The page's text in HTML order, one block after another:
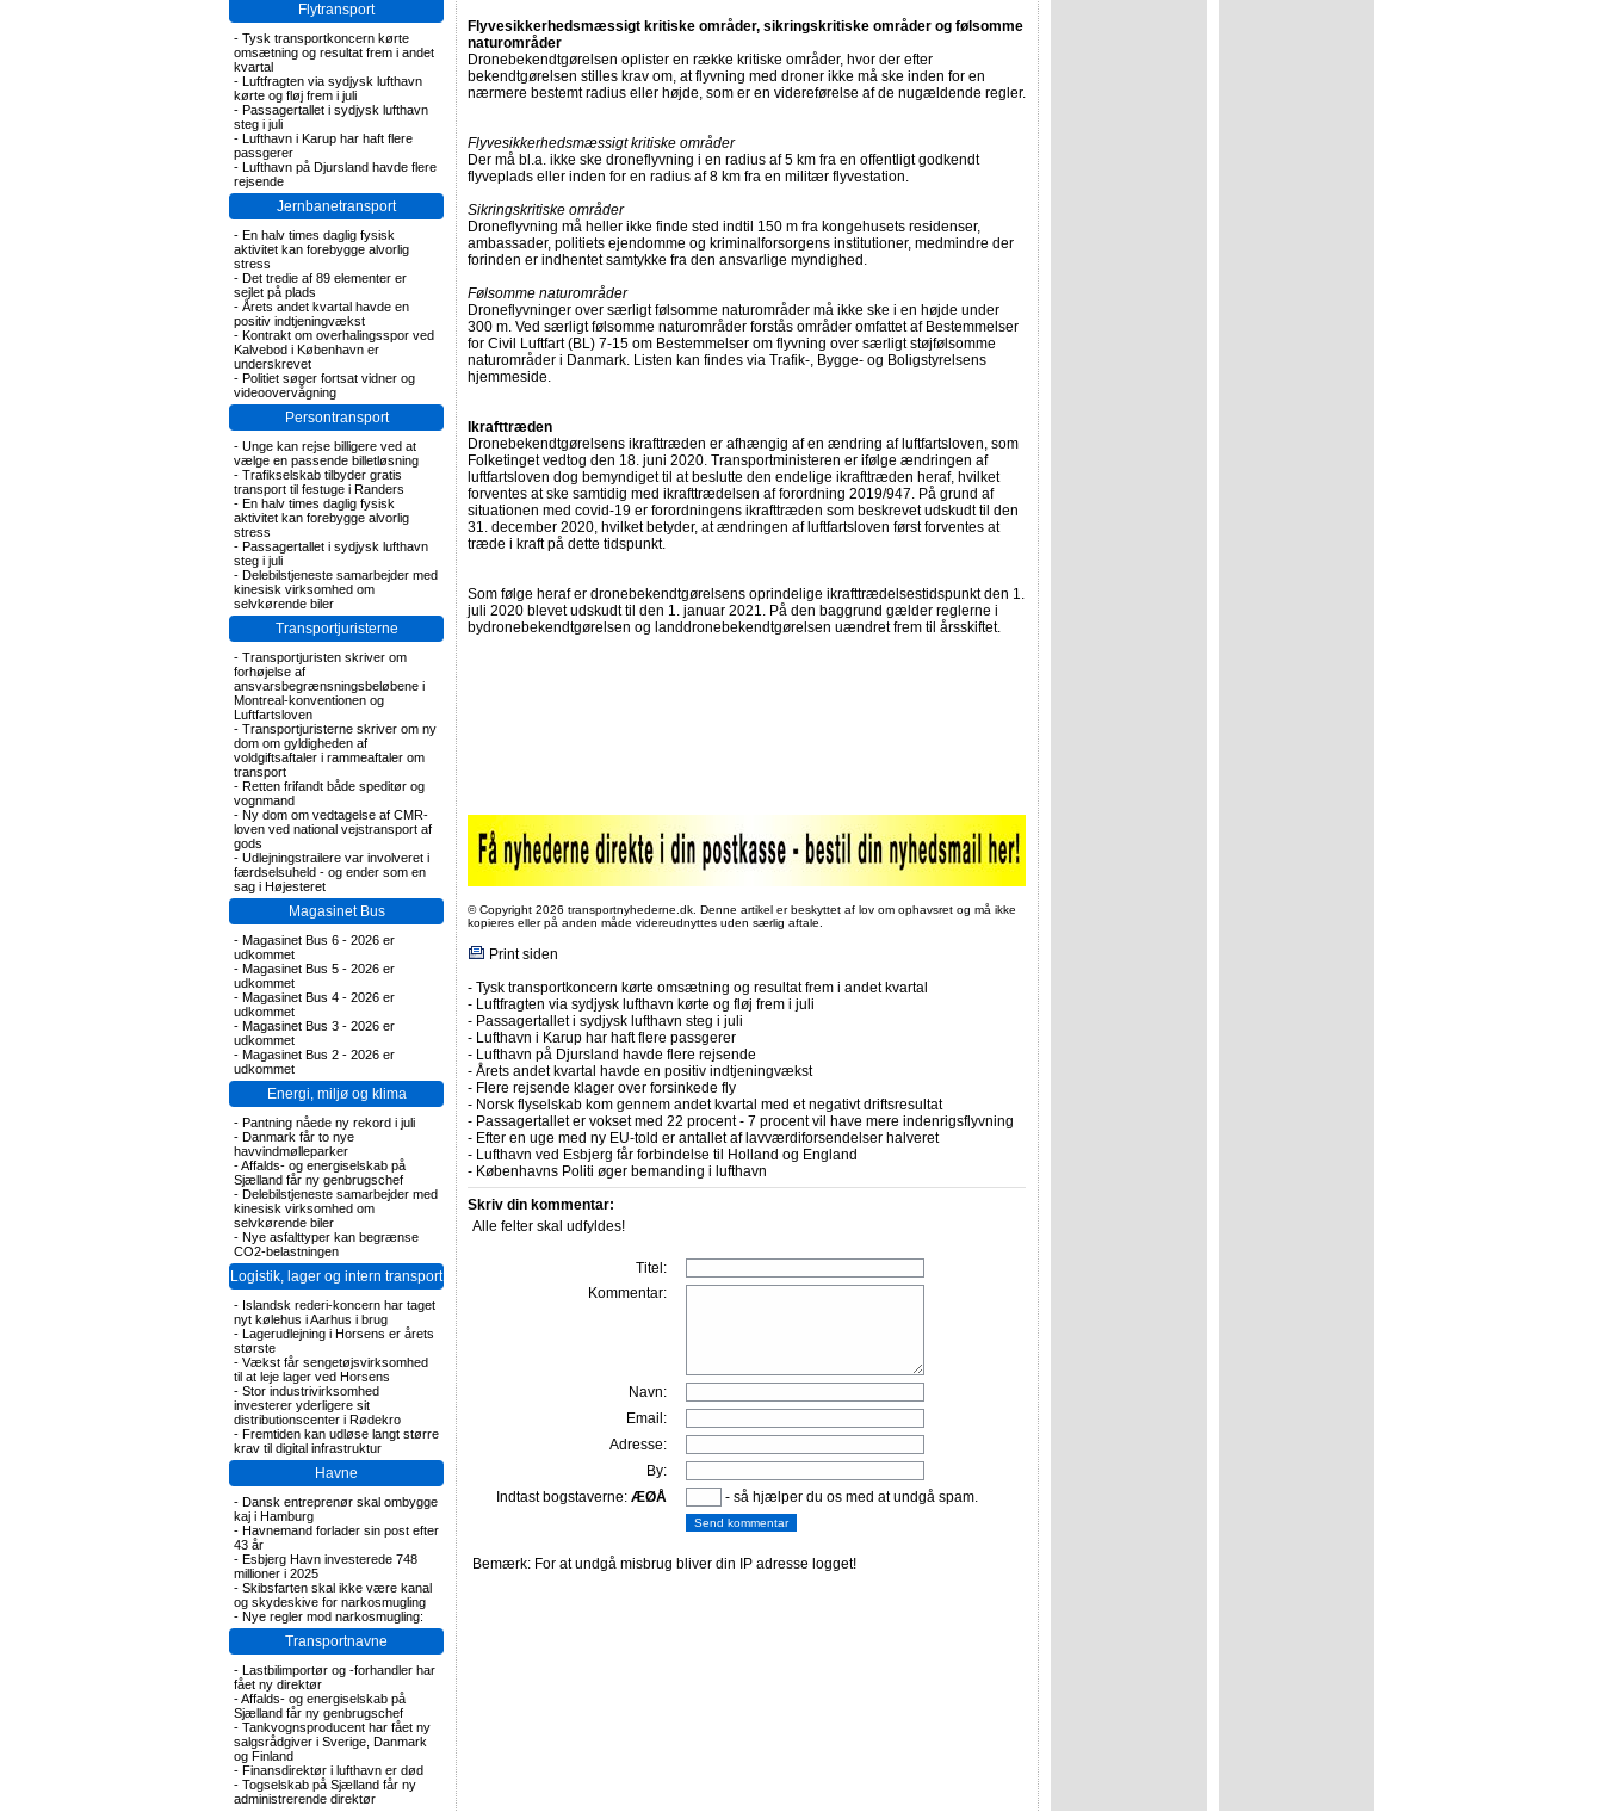
Flytransport
- Tysk transportkoncern kørte
omsætning og resultat frem i andet
kvartal
- Luftfragten via sydjysk lufthavn
kørte og fløj frem i juli
- Passagertallet i sydjysk lufthavn
steg i juli
- Lufthavn i Karup har haft flere
passgerer
- Lufthavn på Djursland havde flere
rejsende
Jernbanetransport
- En halv times daglig fysisk
aktivitet kan forebygge alvorlig
stress
- Det tredie af 89 elementer er
sejlet på plads
- Årets andet kvartal havde en
positiv indtjeningvækst
- Kontrakt om overhalingsspor ved
Kalvebod i København er
underskrevet
- Politiet søger fortsat vidner og
videoovervågning
Persontransport
- Unge kan rejse billigere ved at
vælge en passende billetløsning
- Trafikselskab tilbyder gratis
transport til festuge i Randers
- En halv times daglig fysisk
aktivitet kan forebygge alvorlig
stress
- Passagertallet i sydjysk lufthavn
steg i juli
- Delebilstjeneste samarbejder med
kinesisk virksomhed om
selvkørende biler
Transportjuristerne
- Transportjuristen skriver om
forhøjelse af
ansvarsbegrænsningsbeløbene i
Montreal-konventionen og
Luftfartsloven
- Transportjuristerne skriver om ny
dom om gyldigheden af
voldgiftsaftaler i rammeaftaler om
transport
- Retten frifandt både speditør og
vognmand
- Ny dom om vedtagelse af CMR-
loven ved national vejstransport af
gods
- Udlejningstrailere var involveret i
færdselsuheld - og ender som en
sag i Højesteret
Magasinet Bus
- Magasinet Bus 6 - 2026 er
udkommet
- Magasinet Bus 5 - 2026 er
udkommet
- Magasinet Bus 4 - 2026 er
udkommet
- Magasinet Bus 3 - 2026 er
udkommet
- Magasinet Bus 2 - 2026 er
udkommet
Energi, miljø og klima
- Pantning nåede ny rekord i juli
- Danmark får to nye
havvindmølleparker
-Affalds- og energiselskab på
Sjælland får ny genbrugschef
- Delebilstjeneste samarbejder med
kinesisk virksomhed om
selvkørende biler
- Nye asfalttyper kan begrænse
CO2-belastningen
Logistik, lager og intern transport
- Islandsk rederi-koncern har taget
nyt kølehus i Aarhus i brug
- Lagerudlejning i Horsens er årets
største
- Vækst får sengetøjsvirksomhed
til at leje lager ved Horsens
- Stor industrivirksomhed
investerer yderligere sit
distributionscenter i Rødekro
- Fremtiden kan udløse langt større
krav til digital infrastruktur
Havne
- Dansk entreprenør skal ombygge
kaj i Hamburg
- Havnemand forlader sin post efter
43 år
- Esbjerg Havn investerede 748
millioner i 2025
- Skibsfarten skal ikke være kanal
og skydeskive for narkosmugling
- Nye regler mod narkosmugling:
Transportnavne
- Lastbilimportør og -forhandler har
fået ny direktør
-Affalds- og energiselskab på
Sjælland får ny genbrugschef
- Tankvognsproducent har fået ny
salgsrådgiver i Sverige, Danmark
og Finland
- Finansdirektør i lufthavn er død
- Togselskab på Sjælland får ny
administrerende direktør
Flyvesikkerhedsmæssigt kritiske områder, sikringskritiske områder og følsomme
naturområder
Dronebekendtgørelsen oplister en række kritiske områder, hvor der efter
bekendtgørelsen stilles krav om, at flyvning med droner ikke må ske inden for en
nærmere bestemt radius eller højde, som er en videreførelse af de nugældende regler.
Flyvesikkerhedsmæssigt kritiske områder
Der må bl.a. ikke ske droneflyvning i en radius af 5 km fra en offentligt godkendt
flyveplads eller inden for en radius af 8 km fra en militær flyvestation.
Sikringskritiske områder
Droneflyvning må heller ikke finde sted indtil 150 m fra kongehusets residenser,
ambassader, politiets ejendomme og kriminalforsorgens institutioner, medmindre der
forinden er indhentet samtykke fra den ansvarlige myndighed.
Følsomme naturområder
Droneflyvninger over særligt følsomme naturområder må ikke ske i en højde under
300 m. Ved særligt følsomme naturområder forstås områder omfattet af Bestemmelser
for Civil Luftfart (BL) 7-15 om Bestemmelser om flyvning over særligt støjfølsomme
naturområder i Danmark. Listen kan findes via Trafik-, Bygge- og Boligstyrelsens
hjemmeside.
Ikrafttræden
Dronebekendtgørelsens ikrafttræden er afhængig af en ændring af luftfartsloven, som
Folketinget vedtog den 18. juni 2020. Transportministeren er ifølge ændringen af
luftfartsloven dog bemyndiget til at beslutte den endelige ikrafttræden heraf, hvilket
forventes at ske samtidig med ikrafttrædelsen af forordning 2019/947. På grund af
situationen med covid-19 er forordningens ikrafttræden som beskrevet udskudt til den
31. december 2020, hvilket betyder, at ændringen af luftfartsloven først forventes at
træde i kraft på dette tidspunkt.
Som følge heraf er dronebekendtgørelsens oprindelige ikrafttrædelsestidspunkt den 1.
juli 2020 blevet udskudt til den 1. januar 2021. På den baggrund gælder reglerne i
bydronebekendtgørelsen og landdronebekendtgørelsen uændret frem til årsskiftet.
© Copyright 2026 transportnyhederne.dk. Denne artikel er beskyttet af lov om ophavsret og må ikke
kopieres eller på anden måde videreudnyttes uden særlig aftale.
Print siden
- Tysk transportkoncern kørte omsætning og resultat frem i andet kvartal
- Luftfragten via sydjysk lufthavn kørte og fløj frem i juli
- Passagertallet i sydjysk lufthavn steg i juli
- Lufthavn i Karup har haft flere passgerer
- Lufthavn på Djursland havde flere rejsende
- Årets andet kvartal havde en positiv indtjeningvækst
- Flere rejsende klager over forsinkede fly
- Norsk flyselskab kom gennem andet kvartal med et negativt driftsresultat
- Passagertallet er vokset med 22 procent - 7 procent vil have mere indenrigsflyvning
- Efter en uge med ny EU-told er antallet af lavværdiforsendelser halveret
- Lufthavn ved Esbjerg får forbindelse til Holland og England
- Københavns Politi øger bemanding i lufthavn
Skriv din kommentar:
Alle felter skal udfyldes!
Titel:
Kommentar:
Navn:
Email:
Adresse:
By:
Indtast bogstaverne: ÆØÅ - så hjælper du os med at undgå spam.
Bemærk: For at undgå misbrug bliver din IP adresse logget!